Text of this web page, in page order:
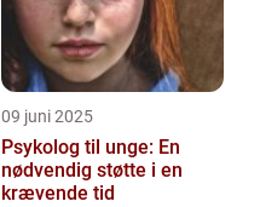
09 juni 2025
Psykolog til unge: En
nødvendig støtte i en
krævende tid